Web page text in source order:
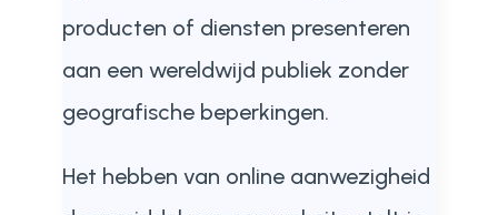
producten of diensten presenteren
aan een wereldwijd publiek zonder
geografische beperkingen.
Het hebben van online aanwezigheid